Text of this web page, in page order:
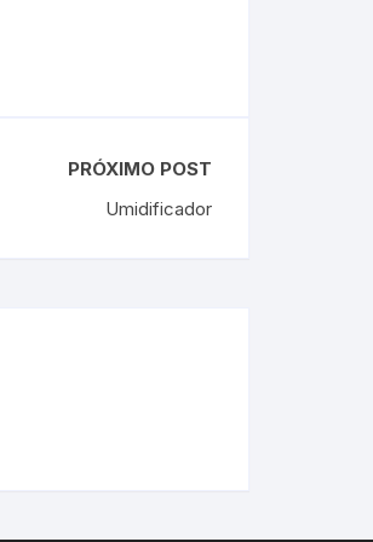
PRÓXIMO POST
Umidificador